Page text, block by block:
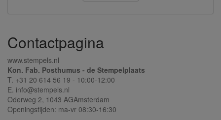
Contactpagina
www.stempels.nl
Kon. Fab. Posthumus - de Stempelplaats
T. +31 20 614 56 19 - 10:00-12:00
E. info@stempels.nl
Oderweg 2, 1043 AGAmsterdam
Openingstijden: ma-vr 08:30-16:30